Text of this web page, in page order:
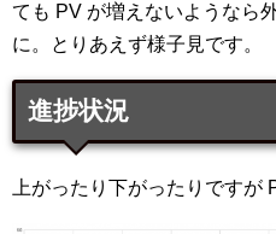
ても PV が増えないようなら
に。とりあえず様子見です。
進捗状況
上がったり下がったりですが